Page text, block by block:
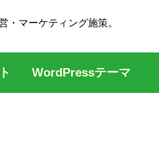
・マーケティング施策。
WordPressテーマ